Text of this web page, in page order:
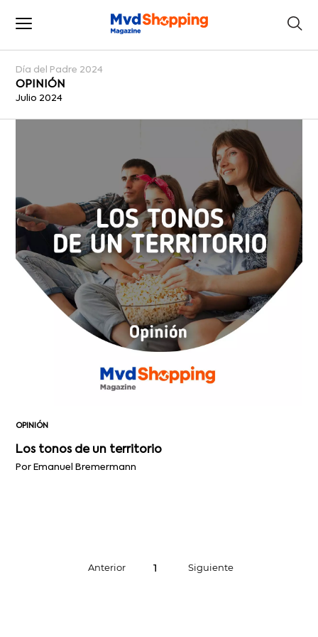
Día del Padre 2024
OPINIÓN
Julio 2024
OPINIÓN
Los tonos de un territorio
Por Emanuel Bremermann
Anterior 1 Siguiente